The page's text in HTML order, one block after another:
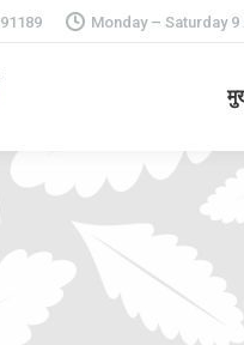
Monday – Saturday 9